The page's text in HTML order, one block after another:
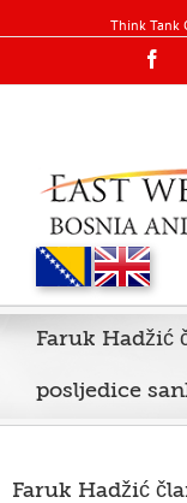
Think Tank
Faruk Hadžić
posljedice
Faruk Hadžić